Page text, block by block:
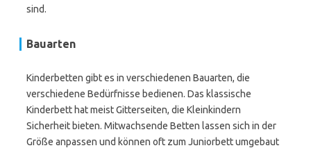
sind.
Bauarten
Kinderbetten gibt es in verschiedenen Bauarten, die
verschiedene Bedürfnisse bedienen. Das klassische
Kinderbett hat meist Gitterseiten, die Kleinkindern
Sicherheit bieten. Mitwachsende Betten lassen sich in der
Größe anpassen und können oft zum Juniorbett umgebaut